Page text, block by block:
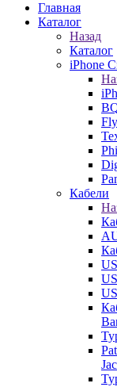
Главная
Каталог
Назад
Каталог
iPhone
Fly
Кабели